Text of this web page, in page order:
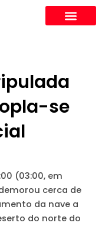
se
(03:00, em
cerca de
da nave a
do norte do